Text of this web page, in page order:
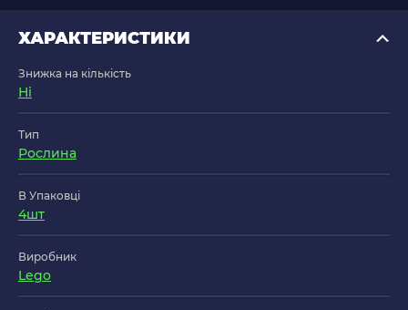
ХАРАКТЕРИСТИКИ
Знижка на кількість
Ні
Тип
Рослина
В Упаковці
4шт
Виробник
Lego